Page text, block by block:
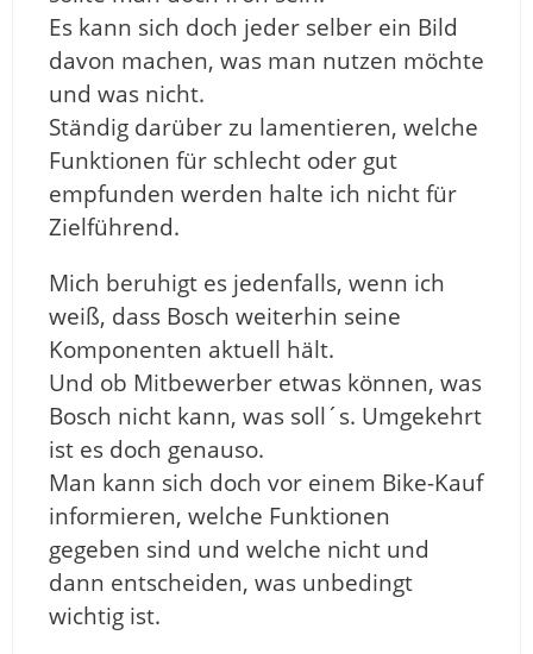
Es kann sich doch jeder selber ein Bild
davon machen, was man nutzen möchte
und was nicht.
Ständig darüber zu lamentieren, welche
Funktionen für schlecht oder gut
empfunden werden halte ich nicht für
Zielführend.
Mich beruhigt es jedenfalls, wenn ich
weiß, dass Bosch weiterhin seine
Komponenten aktuell hält.
Und ob Mitbewerber etwas können, was
Bosch nicht kann, was soll´s. Umgekehrt
ist es doch genauso.
Man kann sich doch vor einem Bike-Kauf
informieren, welche Funktionen
gegeben sind und welche nicht und
dann entscheiden, was unbedingt
wichtig ist.